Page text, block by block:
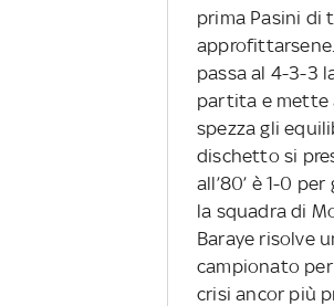
prima Pasini di
passa al 4-3-3
partita e mette
spezza gli
dischetto si
all’80’ è 1-0
la squadra di
Baraye risolve
campionato
crisi ancor più